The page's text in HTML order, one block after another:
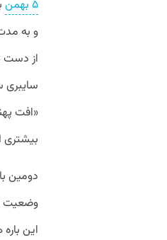
۵ بهمن
از دست
«افت
بیشتری
وضعیت
این